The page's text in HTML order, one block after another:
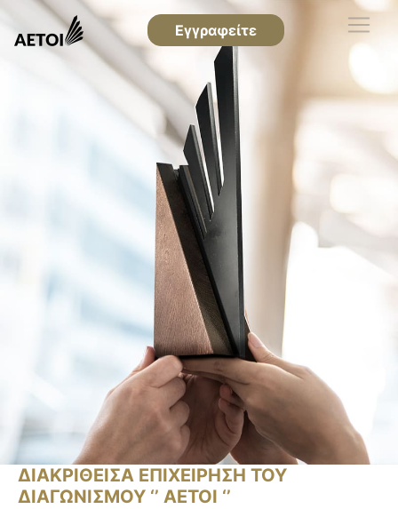
Εγγραφείτε
ΔΙΑΚΡΙΘΕΙΣΑ ΕΠΙΧΕΙΡΗΣΗ ΤΟΥ
ΔΙΑΓΩΝΙΣΜΟΥ ‘’ ΑΕΤΟΙ ‘’